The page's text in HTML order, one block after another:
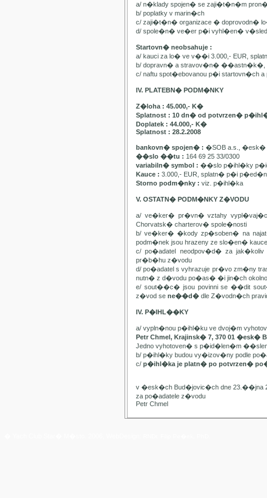
a/ n�klady spojen� se zaji�t�n�m
b/ poplatky v marin�ch
c/ zaji�t�n� organizace � doprovodn�
d/ spole�n� ve�er p�i vyhl�en�
Startovn� neobsahuje :
a/ kauci za lo� ve v��i 3.000,- EUR,
b/ dopravn� a stravov�n� ��astn�k�,
c/ naftu spot�ebovanou p�i startovn�ch
IV. PLATEBN� PODM�NKY
Z�loha : 45.000,- K�
Splatnost : 10 dn� od potvrzen�
Doplatek : 44.000,- K�
Splatnost : 28.2.2008
bankovn� spojen� : �SOB a.s., �esk�
��slo ��tu : 164 69 25 33/0300
variabiln� symbol : ��slo p�ihl�ky
Kauce : 3.000,- EUR, splatn� p�i
Storno podm�nky : viz. p�ihl�ka
V. OSTATN� PODM�NKY Z�VODU
a/ ve�ker� pr�vn� vztahy
Chorvatsk� charterov� spole�nosti
b/ ve�ker� �kody zp�soben� na
podm�nek jsou hrazeny ze slo�en� kauce
c/ po�adatel neodpov�d� za
pr�b�hu z�vodu
d/ po�adatel s vyhrazuje pr�vo zm�ny
nutn� z d�vodu po�as� �i jin�ch
e/ sout��c� jsou povinni se ��dit
z�vod se ne��d� dle Z�vodn�ch
IV. P�IHL��KY
a/ vypln�nou p�ihl�ku ve dvoj�m
Petr Chmel, Krajinsk� 7, 370 01 �esk�
Jedno vyhotoven� s p�id�len�m
b/ p�ihl�ky budou vy�izov�ny podle
c/ p�ihl�ka je platn� po potvrzen�
v �esk�ch Bud�jovic�ch dne 23.��jna
za po�adatele z�vodu
Petr Chmel